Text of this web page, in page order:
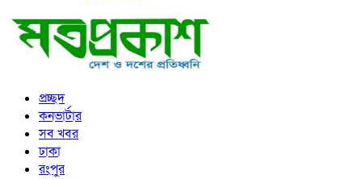
প্রচ্ছদ
কনভার্টার
সব খবর
ঢাকা
রংপুর